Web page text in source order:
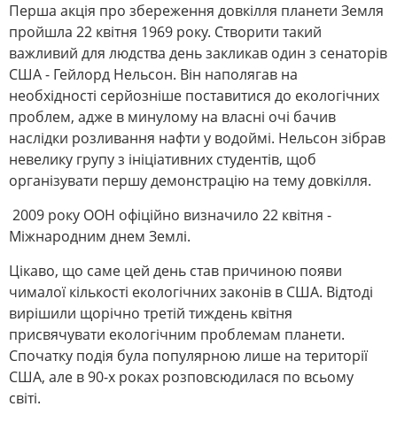
Перша акція про збереження довкілля планети Земля
пройшла 22 квітня 1969 року. Створити такий
важливий для людства день закликав один з сенаторів
США - Гейлорд Нельсон. Він наполягав на
необхідності серйозніше поставитися до екологічних
проблем, адже в минулому на власні очі бачив
наслідки розливання нафти у водоймі. Нельсон зібрав
невелику групу з ініціативних студентів, щоб
організувати першу демонстрацію на тему довкілля.
2009 року ООН офіційно визначило 22 квітня -
Міжнародним днем Землі.
Цікаво, що саме цей день став причиною появи
чималої кількості екологічних законів в США. Відтоді
вирішили щорічно третій тиждень квітня
присвячувати екологічним проблемам планети.
Спочатку подія була популярною лише на території
США, але в 90-х роках розповсюдилася по всьому
світі.